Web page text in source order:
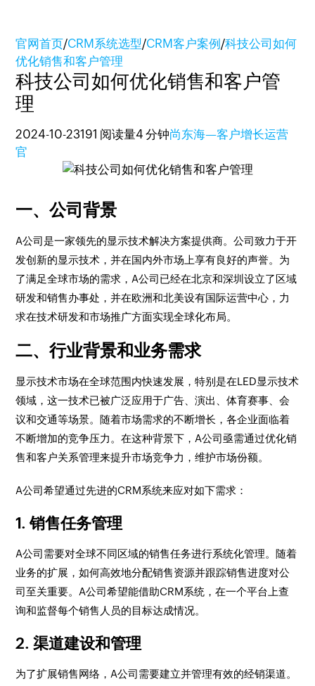
官网首页/CRM系统选型/CRM客户案例/科技公司如何
优化销售和客户管理
科技公司如何优化销售和客户管
理
2024-10-23191 阅读量4 分钟尚东海—客户增长运营
官
一、公司背景
A公司是一家领先的显示技术解决方案提供商。公司致力于开
发创新的显示技术，并在国内外市场上享有良好的声誉。为
了满足全球市场的需求，A公司已经在北京和深圳设立了区域
研发和销售办事处，并在欧洲和北美设有国际运营中心，力
求在技术研发和市场推广方面实现全球化布局。
二、行业背景和业务需求
显示技术市场在全球范围内快速发展，特别是在LED显示技术
领域，这一技术已被广泛应用于广告、演出、体育赛事、会
议和交通等场景。随着市场需求的不断增长，各企业面临着
不断增加的竞争压力。在这种背景下，A公司亟需通过优化销
售和客户关系管理来提升市场竞争力，维护市场份额。
A公司希望通过先进的CRM系统来应对如下需求：
1. 销售任务管理
A公司需要对全球不同区域的销售任务进行系统化管理。随着
业务的扩展，如何高效地分配销售资源并跟踪销售进度对公
司至关重要。A公司希望能借助CRM系统，在一个平台上查
询和监督每个销售人员的目标达成情况。
2. 渠道建设和管理
为了扩展销售网络，A公司需要建立并管理有效的经销渠道。